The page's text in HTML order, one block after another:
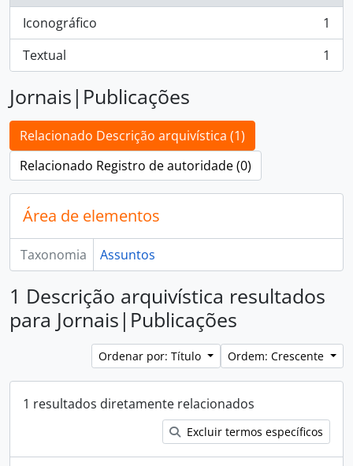
Iconográfico
, 1 resultados
1
Textual
, 1 resultados 1
Jornais|Publicações
Relacionado Descrição arquivística (1)
Relacionado Registro de autoridade (0)
Área de elementos
Taxonomia Assuntos
1 Descrição arquivística resultados
para Jornais|Publicações
Ordenar por: Título Ordem: Crescente
1 resultados diretamente relacionados
Excluir termos específicos